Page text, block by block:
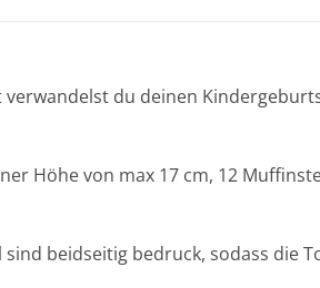
verwandelst du deinen
Höhe von max 17 cm, 12
sind beidseitig bedruck, sodass die